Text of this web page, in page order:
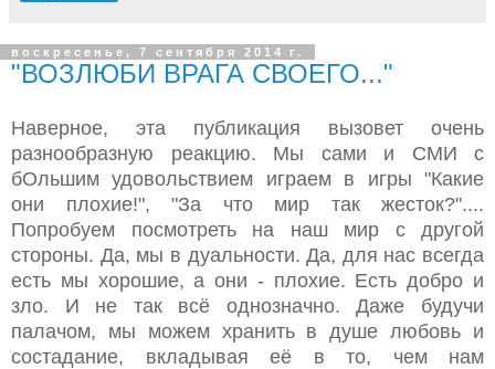
воскресенье, 7 сентября 2014 г.
"ВОЗЛЮБИ ВРАГА СВОЕГО..."
Наверное, эта публикация вызовет очень
разнообразную реакцию. Мы сами и СМИ с
бОльшим удовольствием играем в игры "Какие
они плохие!", "За что мир так жесток?"....
Попробуем посмотреть на наш мир с другой
стороны. Да, мы в дуальности. Да, для нас всегда
есть мы хорошие, а они - плохие. Есть добро и
зло. И не так всё однозначно. Даже будучи
палачом, мы можем хранить в душе любовь и
состадание, вкладывая её в то, чем нам